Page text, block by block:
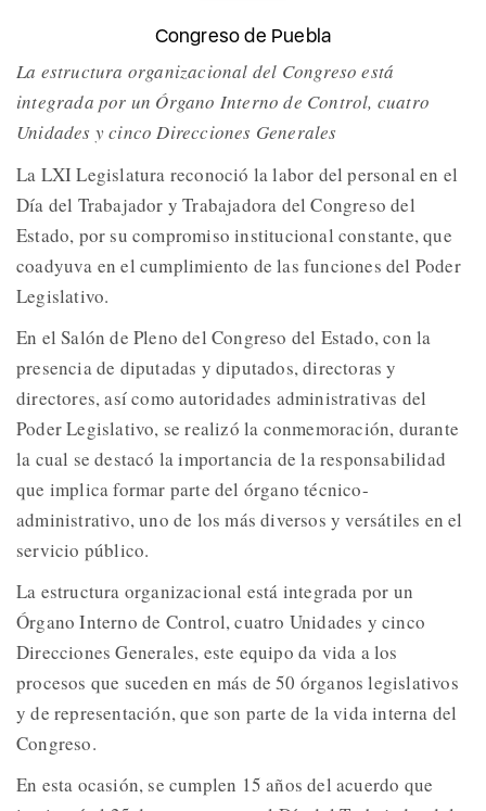
Congreso de Puebla
La estructura organizacional del Congreso está
integrada por un Órgano Interno de Control, cuatro
Unidades y cinco Direcciones Generales
La LXI Legislatura reconoció la labor del personal en el
Día del Trabajador y Trabajadora del Congreso del
Estado, por su compromiso institucional constante, que
coadyuva en el cumplimiento de las funciones del Poder
Legislativo.
En el Salón de Pleno del Congreso del Estado, con la
presencia de diputadas y diputados, directoras y
directores, así como autoridades administrativas del
Poder Legislativo, se realizó la conmemoración, durante
la cual se destacó la importancia de la responsabilidad
que implica formar parte del órgano técnico-
administrativo, uno de los más diversos y versátiles en el
servicio público.
La estructura organizacional está integrada por un
Órgano Interno de Control, cuatro Unidades y cinco
Direcciones Generales, este equipo da vida a los
procesos que suceden en más de 50 órganos legislativos
y de representación, que son parte de la vida interna del
Congreso.
En esta ocasión, se cumplen 15 años del acuerdo que